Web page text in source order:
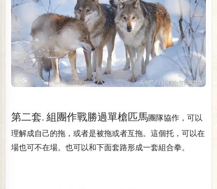
第二套. 組團作戰勝過單槍匹馬團隊協作，可以
理解成自己的拖，或者是被拖或者互拖。這個托，可以在
場也可不在場。也可以和下面套路形成一套組合拳。